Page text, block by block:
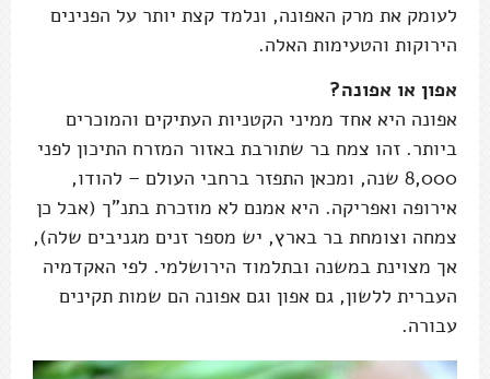
לעומק את מרק האפונה, ונלמד קצת יותר על הפנינים
הירוקות והטעימות האלה.
אפון או אפונה?
אפונה היא אחד ממיני הקטניות העתיקים והמוכרים
ביותר. זהו צמח בר שתורבת באזור המזרח התיכון לפני
8,000 שנה, ומכאן התפזר ברחבי העולם – להודו,
אירופה ואפריקה. היא אמנם לא מוזכרת בתנ"ך (אבל כן
צמחה וצומחת בר בארץ, יש מספר זנים מגניבים שלה),
אך מצוינת במשנה ובתלמוד הירושלמי. לפי האקדמיה
העברית ללשון, גם אפון וגם אפונה הם שמות תקינים
עבורה.